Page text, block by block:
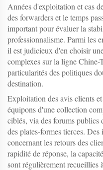
Années d'exploitation et cas
des forwarders et le temps
important pour évaluer la
professionnalisme. Parmi les
il est judicieux d'en choisir
complexes sur la ligne Chine-
particularités des politiques
destination.
Exploitation des avis clients
équipons d'une collection
ciblés, via des forums publics
des plates-formes tierces.
concernant les retours des
rapidité de réponse, la
sont régulièrement recueillies